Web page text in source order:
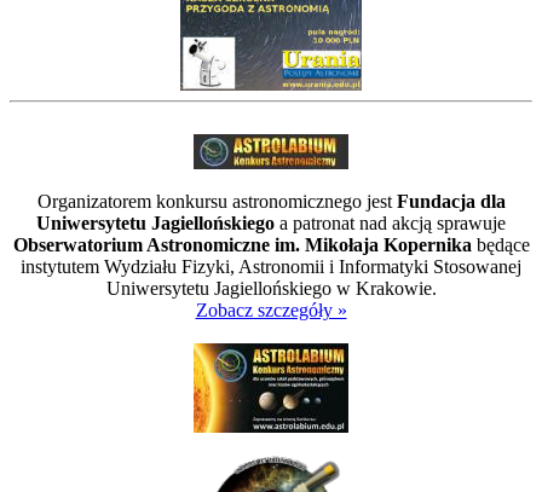
Organizatorem konkursu astronomicznego jestFundacja dla
Uniwersytetu Jagiellońskiego a patronat nad akcją sprawuje
Obserwatorium Astronomiczne im. Mikołaja Kopernikabędące
instytutem Wydziału Fizyki, Astronomii i Informatyki Stosowanej
Uniwersytetu Jagiellońskiego w Krakowie.
Zobacz szczegóły »